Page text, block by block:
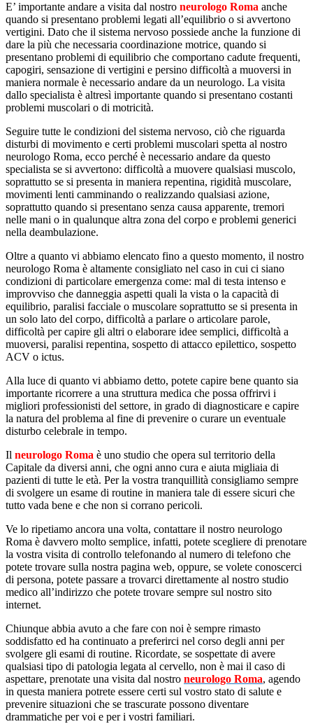
E’ importante andare a visita dal nostro neurologo Roma anche
quando si presentano problemi legati all’equilibrio o si avvertono
vertigini. Dato che il sistema nervoso possiede anche la funzione di
dare la più che necessaria coordinazione motrice, quando si
presentano problemi di equilibrio che comportano cadute frequenti,
capogiri, sensazione di vertigini e persino difficoltà a muoversi in
maniera normale è necessario andare da un neurologo. La visita
dallo specialista è altresì importante quando si presentano costanti
problemi muscolari o di motricità.
Seguire tutte le condizioni del sistema nervoso, ciò che riguarda
disturbi di movimento e certi problemi muscolari spetta al nostro
neurologo Roma, ecco perché è necessario andare da questo
specialista se si avvertono: difficoltà a muovere qualsiasi muscolo,
soprattutto se si presenta in maniera repentina, rigidità muscolare,
movimenti lenti camminando o realizzando qualsiasi azione,
soprattutto quando si presentano senza causa apparente, tremori
nelle mani o in qualunque altra zona del corpo e problemi generici
nella deambulazione.
Oltre a quanto vi abbiamo elencato fino a questo momento, il nostro
neurologo Roma è altamente consigliato nel caso in cui ci siano
condizioni di particolare emergenza come: mal di testa intenso e
improvviso che danneggia aspetti quali la vista o la capacità di
equilibrio, paralisi facciale o muscolare soprattutto se si presenta in
un solo lato del corpo, difficoltà a parlare o articolare parole,
difficoltà per capire gli altri o elaborare idee semplici, difficoltà a
muoversi, paralisi repentina, sospetto di attacco epilettico, sospetto
ACV o ictus.
Alla luce di quanto vi abbiamo detto, potete capire bene quanto sia
importante ricorrere a una struttura medica che possa offrirvi i
migliori professionisti del settore, in grado di diagnosticare e capire
la natura del problema al fine di prevenire o curare un eventuale
disturbo celebrale in tempo.
Il neurologo Roma è uno studio che opera sul territorio della
Capitale da diversi anni, che ogni anno cura e aiuta migliaia di
pazienti di tutte le età. Per la vostra tranquillità consigliamo sempre
di svolgere un esame di routine in maniera tale di essere sicuri che
tutto vada bene e che non si corrano pericoli.
Ve lo ripetiamo ancora una volta, contattare il nostro neurologo
Roma è davvero molto semplice, infatti, potete scegliere di prenotare
la vostra visita di controllo telefonando al numero di telefono che
potete trovare sulla nostra pagina web, oppure, se volete conoscerci
di persona, potete passare a trovarci direttamente al nostro studio
medico all’indirizzo che potete trovare sempre sul nostro sito
internet.
Chiunque abbia avuto a che fare con noi è sempre rimasto
soddisfatto ed ha continuato a preferirci nel corso degli anni per
svolgere gli esami di routine. Ricordate, se sospettate di avere
qualsiasi tipo di patologia legata al cervello, non è mai il caso di
aspettare, prenotate una visita dal nostro neurologo Roma, agendo
in questa maniera potrete essere certi sul vostro stato di salute e
prevenire situazioni che se trascurate possono diventare
drammatiche per voi e per i vostri familiari.